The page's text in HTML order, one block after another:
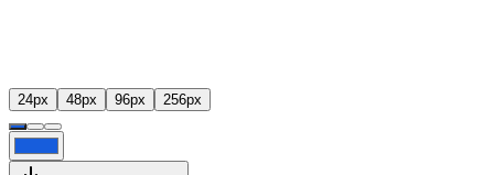
24px 48px 96px 256px